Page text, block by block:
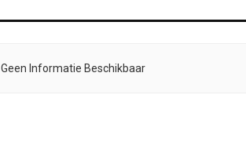
Geen Informatie Beschikbaar